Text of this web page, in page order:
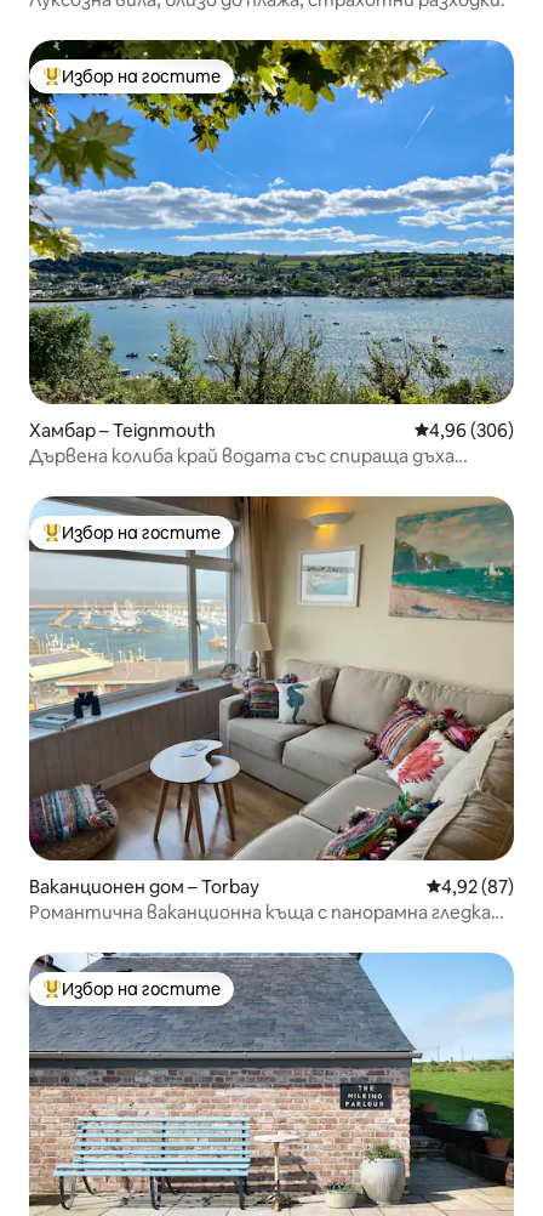
Най-популярен избор на гостите
Избор на гостите
Хамбар – Teignmouth Средна
4,96 (306)
Дървена колиба край водата със спираща дъха
Най-популярен избор на гостите
Избор на гостите
Ваканционен дом – Torbay Средна
4,92 (87)
Романтична ваканционна къща с панорамна гледка
Най-популярен избор на гостите
Избор на гостите